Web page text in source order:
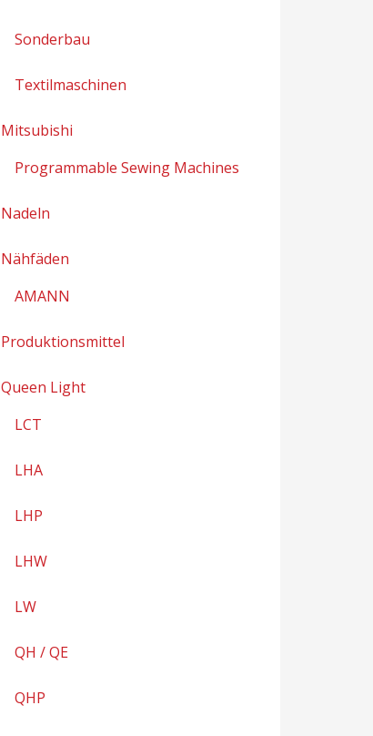
Sonderbau
Textilmaschinen
Mitsubishi
Programmable Sewing Machines
Nadeln
Nähfäden
AMANN
Produktionsmittel
Queen Light
LCT
LHA
LHP
LHW
LW
QH / QE
QHP